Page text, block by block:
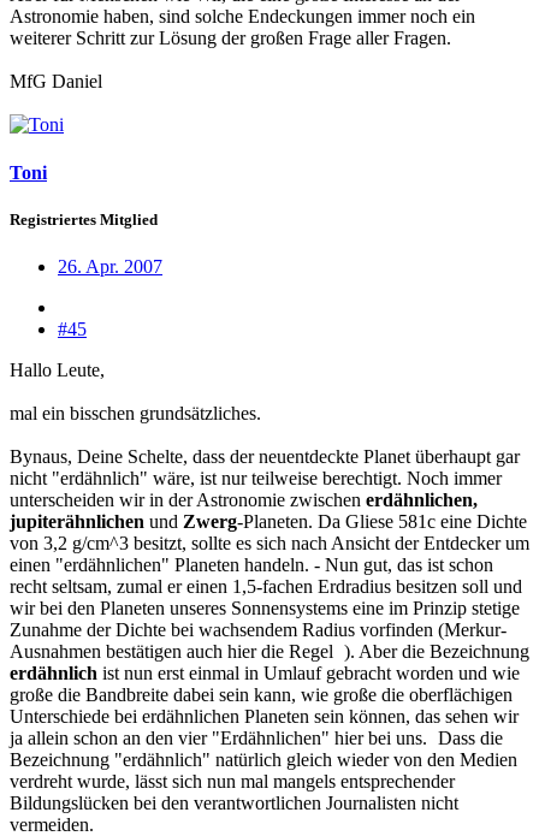
Astronomie haben, sind solche Endeckungen immer noch ein
weiterer Schritt zur Lösung der großen Frage aller Fragen.
MfG Daniel
Toni
Registriertes Mitglied
26. Apr. 2007
#45
Hallo Leute,
mal ein bisschen grundsätzliches.
Bynaus, Deine Schelte, dass der neuentdeckte Planet überhaupt gar
nicht "erdähnlich" wäre, ist nur teilweise berechtigt. Noch immer
unterscheiden wir in der Astronomie zwischen erdähnlichen,
jupiterähnlichen und Zwerg-Planeten. Da Gliese 581c eine Dichte
von 3,2 g/cm^3 besitzt, sollte es sich nach Ansicht der Entdecker um
einen "erdähnlichen" Planeten handeln. - Nun gut, das ist schon
recht seltsam, zumal er einen 1,5-fachen Erdradius besitzen soll und
wir bei den Planeten unseres Sonnensystems eine im Prinzip stetige
Zunahme der Dichte bei wachsendem Radius vorfinden (Merkur-
Ausnahmen bestätigen auch hier die Regel ). Aber die Bezeichnung
erdähnlich ist nun erst einmal in Umlauf gebracht worden und wie
große die Bandbreite dabei sein kann, wie große die oberflächigen
Unterschiede bei erdähnlichen Planeten sein können, das sehen wir
ja allein schon an den vier "Erdähnlichen" hier bei uns. Dass die
Bezeichnung "erdähnlich" natürlich gleich wieder von den Medien
verdreht wurde, lässt sich nun mal mangels entsprechender
Bildungslücken bei den verantwortlichen Journalisten nicht
vermeiden.